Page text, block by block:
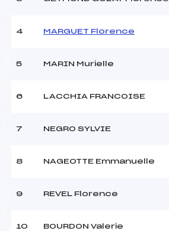
Style :
4 MARGUET Florence
5 MARIN Murielle
6 LACCHIA FRANCOISE
7 NEGRO SYLVIE
8 NAGEOTTE Emmanuelle
9 REVEL Florence
10 BOURDON Valerie